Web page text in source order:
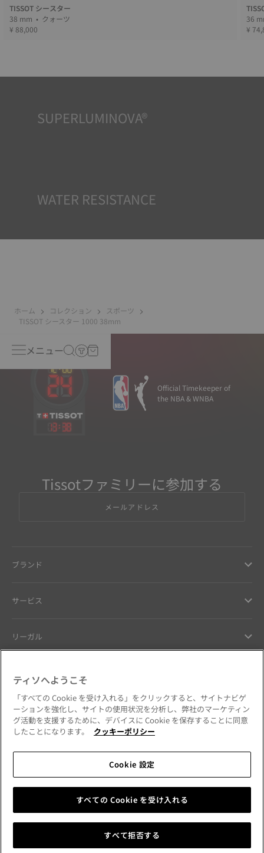
TISSOT シースター
38 mm • クォーツ
¥ 88,000
¥
SUPERLUMINOVA®
*Non-contractual image
WATER RESISTANCE
ホーム コレクション
スポーツ
TISSOT シースター 1000 38mm
メニュー
13: 38
Official Timekeeper of
the NBA & WNBA
Tissotファミリーに参加する
メールアドレス
ブランド
サービス
リーガル
お客様へのお約束
公式SNSをフォローする
国・地域を変更 Tissot Copyrights 2026
ティソへようこそ
「すべての Cookie を受け入れる」をクリックすると、サイトナビゲ
ーションを強化し、サイトの使用状況を分析し、弊社のマーケティン
グ活動を支援するために、デバイスに Cookie を保存することに同意
したことになります。
クッキーポリシー
Cookie 設定
すべて拒否する
すべての Cookie を受け入れる